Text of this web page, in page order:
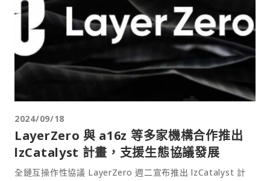
2024/09/18
LayerZero 與 a16z 等多家機構合作推出
lzCatalyst 計畫，支援生態協議發展
全鏈互操作性協議 LayerZero 週二宣布推出 lzCatalyst 計